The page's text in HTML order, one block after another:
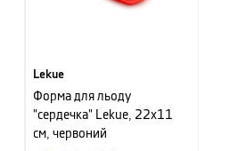
Lekue
Форма для льоду
"сердечка" Lekue, 22х11
см, червоний